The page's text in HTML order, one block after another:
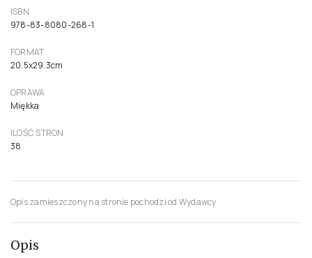
ISBN
978-83-8080-268-1
FORMAT
20.5x29.3cm
OPRAWA
Miękka
ILOŚĆ STRON
38
Opis zamieszczony na stronie pochodzi od Wydawcy
Opis